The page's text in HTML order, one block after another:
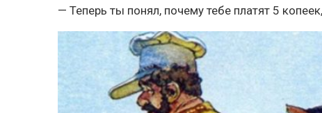
— Теперь ты понял, почему тебе платят 5